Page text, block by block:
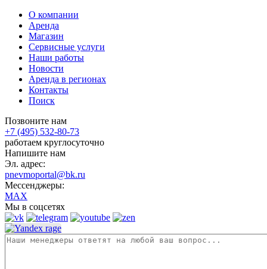
О компании
Аренда
Магазин
Сервисные услуги
Наши работы
Новости
Аренда в регионах
Контакты
Поиск
Позвоните нам
+7 (495) 532-80-73
работаем круглосуточно
Напишите нам
Эл. адрес:
pnevmoportal@bk.ru
Мессенджеры:
MAX
Мы в соцсетях